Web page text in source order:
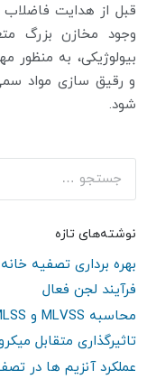
قبل از هدایت
وجود مخازن بزرگ
بیولوژیکی، به منظور
و رقیق سازی مواد
شود.
برای:
نوشته‌های تازه
بهره برداری تصفیه
فرآیند لجن فعال
محاسبه MLVSS و MLSS
تاثیرگذاری متقابل
عملکرد آنزیم ها در